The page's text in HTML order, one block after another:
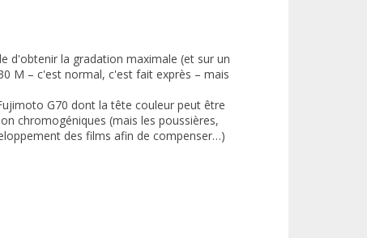
d'obtenir la gradation maximale (et sur un
M – c'est normal, c'est fait exprès – mais
G70 dont la tête couleur peut être
chromogéniques (mais les poussières,
des films afin de compenser…)